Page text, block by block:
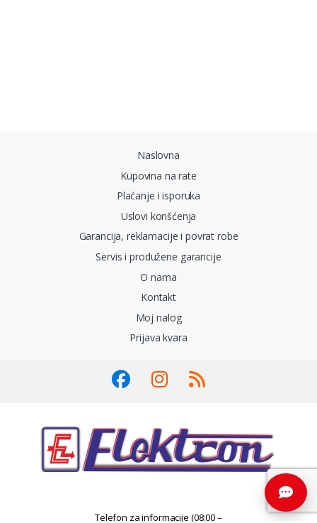
Naslovna
Kupovina na rate
Plaćanje i isporuka
Uslovi korišćenja
Garancija, reklamacije i povrat robe
Servis i produžene garancije
O nama
Kontakt
Moj nalog
Prijava kvara
Telefon za informacije (08:00 –